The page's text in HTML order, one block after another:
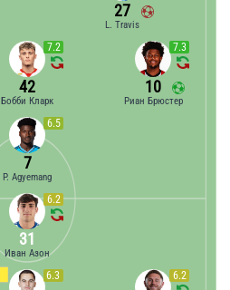
27
L. Travis
7.3
10
Риан Брюстер
7.2
42
Бобби Кларк
6.5
7
P. Agyemang
6.3 6.2
6.2
31
Иван Азон